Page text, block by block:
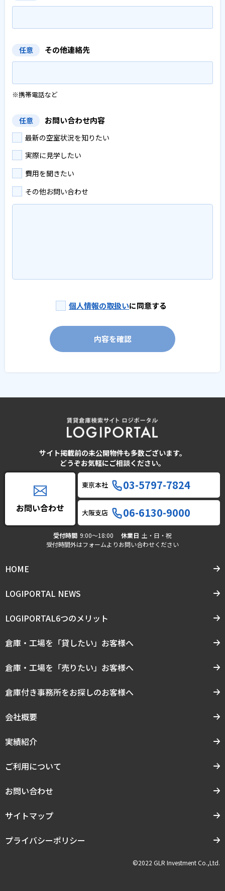
任意 その他連絡先
※携帯電話など
任意 お問い合わせ内容
最新の空室状況を知りたい
実際に見学したい
費用を聞きたい
その他お問い合わせ
個人情報の取扱いに同意する
内容を確認
サイト掲載前の未公開物件も多数ございます。
どうぞお気軽にご相談ください。
お問い合わせ
東京本社 03-5797-7824
大阪支店 06-6130-9000
受付時間 9:00〜18:00 休業日 土・日・祝
受付時間外はフォームよりお問い合わせください
HOME
LOGIPORTAL NEWS
LOGIPORTAL6つのメリット
倉庫・工場を「貸したい」お客様へ
倉庫・工場を「売りたい」お客様へ
倉庫付き事務所をお探しのお客様へ
会社概要
実績紹介
ご利用について
お問い合わせ
サイトマップ
プライバシーポリシー
©2022 GLR Investment Co.,Ltd.